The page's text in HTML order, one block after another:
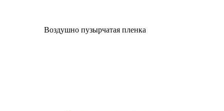
Воздушно пузырчатая пленка